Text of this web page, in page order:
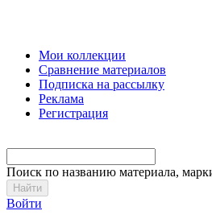
Мои коллекции
Сравнение материалов
Подписка на рассылку
Реклама
Регистрация
Поиск по названию материала,
Войти